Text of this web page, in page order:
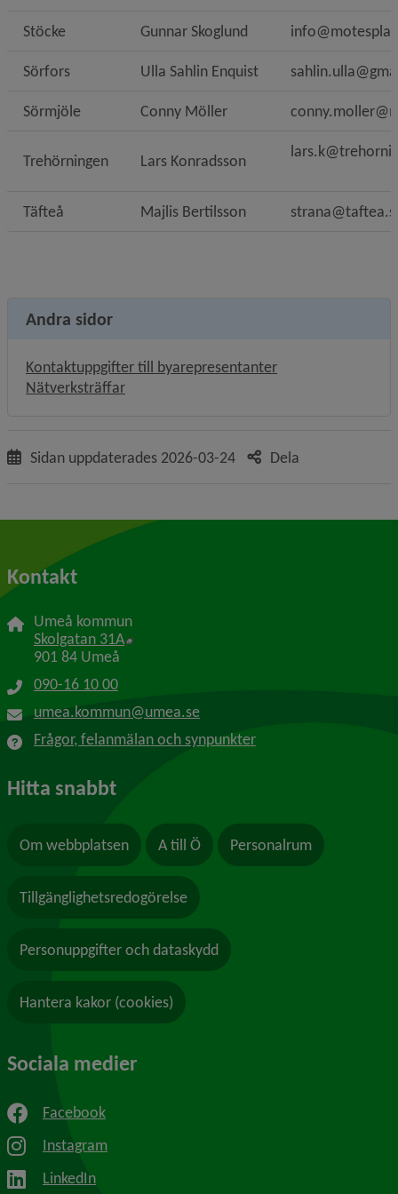
Stöcke Gunnar Skoglund
Sörfors Ulla Sahlin Enquist
Sörmjöle Conny Möller
Trehörningen Lars Konradsson
Täfteå Majlis Bertilsson
Andra sidor
Kontaktuppgifter till byarepresentanter
Nätverksträffar
Sidan uppdaterades 2026-03-24 Dela
Kontakt
Umeå kommun
Skolgatan 31A Länk till annan webbplats, öppnas i nytt
901 84 Umeå
090-16 10 00
umea.kommun@umea.se
Frågor, felanmälan och synpunkter
Hitta snabbt
Om webbplatsen A till Ö Personalrum
Tillgänglighetsredogörelse
Personuppgifter och dataskydd
Hantera kakor (cookies)
Sociala medier
Facebook
Instagram
LinkedIn